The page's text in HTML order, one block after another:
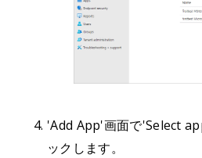
'Add App'画面で'Select
ックします。